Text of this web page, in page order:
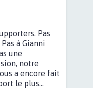
Pas
à Gianni
une
notre
a encore fait
le plus...